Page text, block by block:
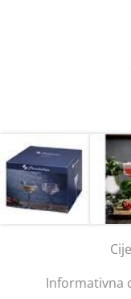
Informativna